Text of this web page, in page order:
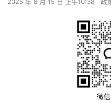
2025 年 8 月 15 日 上午10:38 政
微